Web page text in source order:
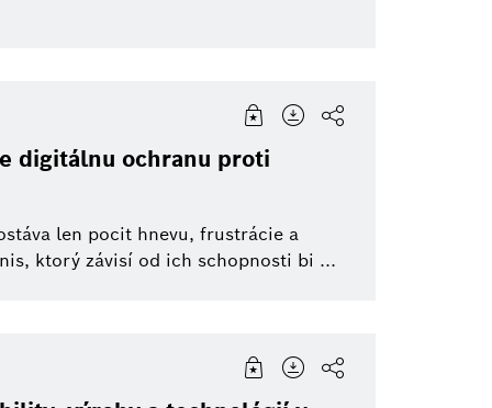
digitálnu ochranu proti
len pocit hnevu, frustrácie a
ktorý závisí od ich schopnosti bi ...